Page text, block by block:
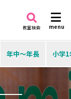
menu
教室検索
年中～年長 小学